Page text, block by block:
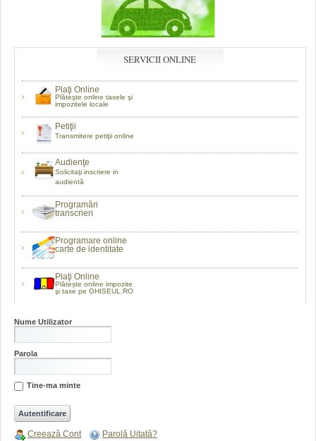
SERVICII ONLINE
Plaţi Online
Plăteşte online taxele şi
impozitele locale
Petiţii
Transmitere petiţii online
Audienţe
Solicitaţi inscriere in
audientă
Programări
transcrieri
Programare online
carte de identitate
Plaţi Online
Plătește online impozite
şi taxe pe GHISEUL.RO
Nume Utilizator
Parola
Tine-ma minte
Creează Cont Parolă Uitată?